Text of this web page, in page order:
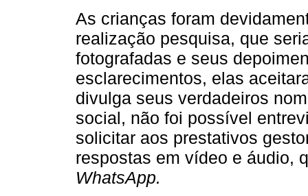
As crianças foram
realização pesquisa, que
fotografadas e seus
esclarecimentos, elas
divulga seus verdadeiros
social, não foi possível
solicitar aos prestativos
respostas em vídeo e áudio,
WhatsApp.